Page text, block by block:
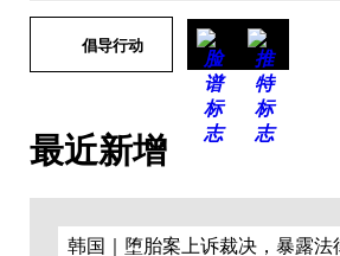
倡导行动
最近新增
韩国｜堕胎案上诉裁决，暴露法